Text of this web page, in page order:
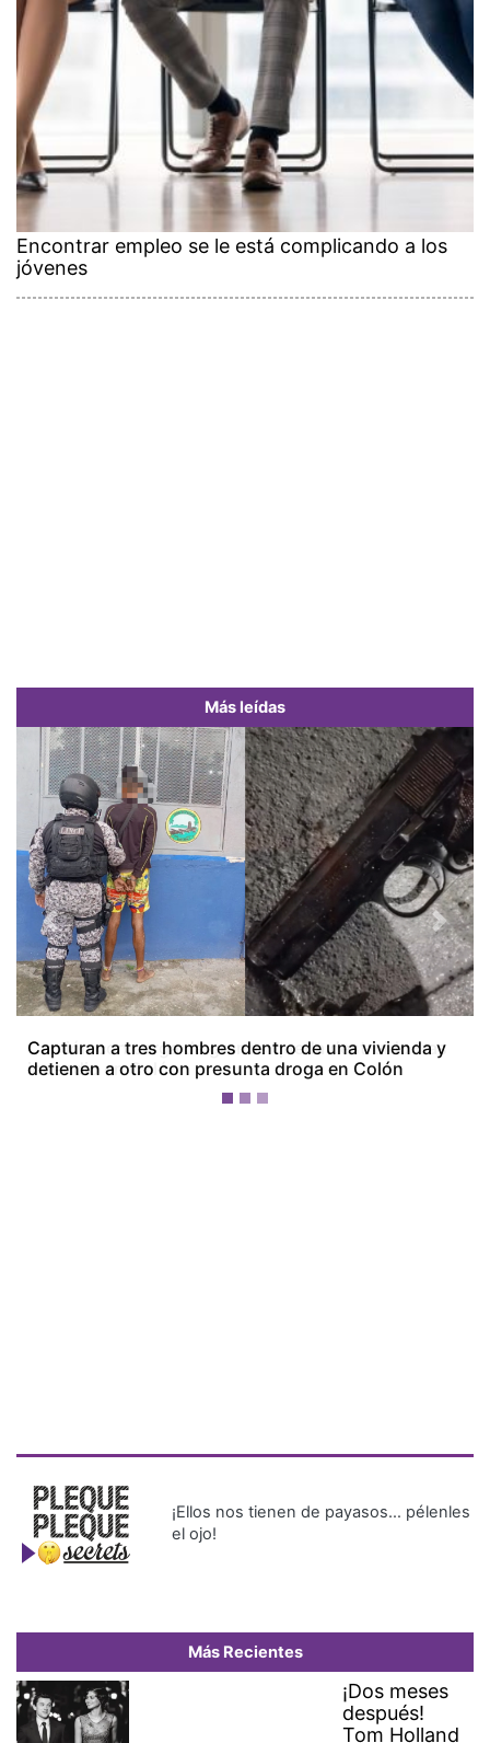
Encontrar empleo se le está complicando a los
jóvenes
Más leídas
Camión con carga de granos queda destruido tras
incendio en Colón
Previous Next
¡Ellos nos tienen de payasos… pélenles
el ojo!
Más Recientes
¡Dos meses
después!
Tom Holland